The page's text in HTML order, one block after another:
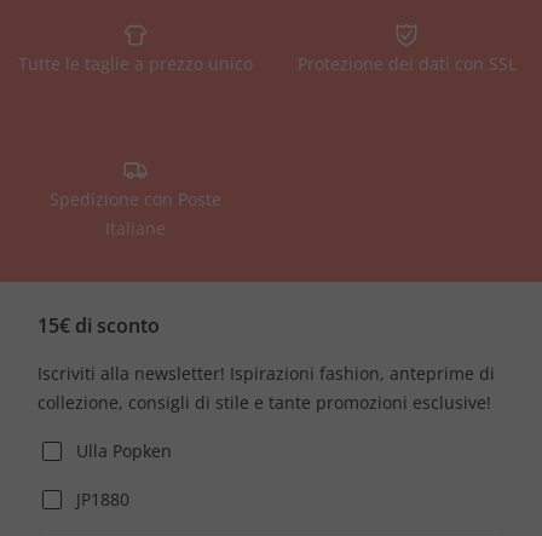
Tutte le taglie a prezzo unico Protezione dei dati con SSL
Spedizione con Poste
Italiane
15€ di sconto
Iscriviti alla newsletter! Ispirazioni fashion, anteprime di
collezione, consigli di stile e tante promozioni esclusive!
Ulla Popken
JP1880